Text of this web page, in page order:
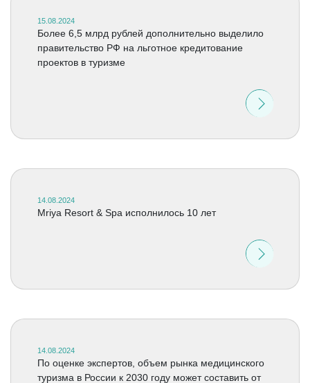
15.08.2024
Более 6,5 млрд рублей дополнительно выделило
правительство РФ на льготное кредитование
проектов в туризме
14.08.2024
Mriya Resort & Spa исполнилось 10 лет
14.08.2024
По оценке экспертов, объем рынка медицинского
туризма в России к 2030 году может составить от